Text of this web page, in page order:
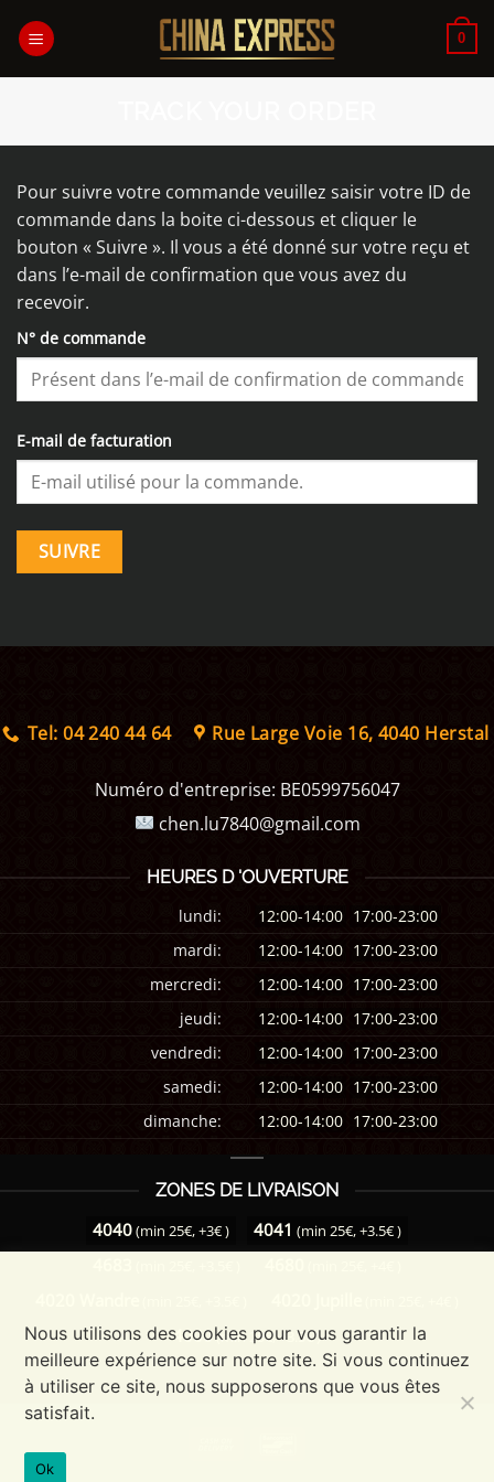
au
0
Pour suivre votre commande veuillez saisir votre ID de
commande dans la boite ci-dessous et cliquer le
bouton « Suivre ». Il vous a été donné sur votre reçu et
dans l’e-mail de confirmation que vous avez du
recevoir.
N° de commande
E-mail de facturation
SUIVRE
Tel: 04 240 44 64 Rue Large Voie 16, 4040 Herstal
Numéro d'entreprise: BE0599756047
chen.lu7840@gmail.com
HEURES D 'OUVERTURE
lundi:
12:00-14:00 17:00-23:00
mardi:
12:00-14:00 17:00-23:00
mercredi:
12:00-14:00 17:00-23:00
jeudi:
12:00-14:00 17:00-23:00
vendredi:
12:00-14:00 17:00-23:00
samedi:
12:00-14:00 17:00-23:00
dimanche:
12:00-14:00 17:00-23:00
ZONES DE LIVRAISON
4040(min 25€, +3€ ) 4041 (min 25€, +3.5€ )
4000(min 25€, +3.5€ )
Nous utilisons des cookies pour vous garantir la
meilleure expérience sur notre site. Si vous continuez
à utiliser ce site, nous supposerons que vous êtes
satisfait.
Ok